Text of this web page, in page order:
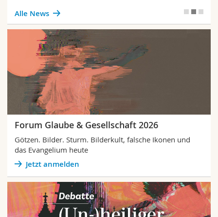
Alle News
Forum Glaube & Gesellschaft 2026
Götzen. Bilder. Sturm. Bilderkult, falsche Ikonen und
das Evangelium heute
Jetzt anmelden